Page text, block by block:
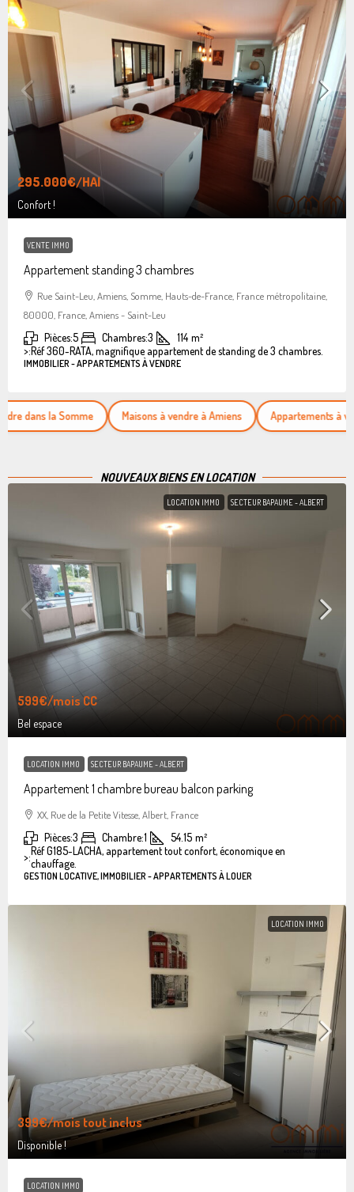
295.000€/HAI
Confort !
VENTE IMMO
Appartement standing 3 chambres
Rue Saint-Leu, Amiens, Somme, Hauts-de-France, France métropolitaine,
80000, France, Amiens - Saint-Leu
Pièces:5 Chambres:3 114 m²
>:Réf 360-RATA, magnifique appartement de standing de 3 chambres.
IMMOBILIER - APPARTEMENTS À VENDRE
la Somme Maisons à vendre à Amiens Appartements à vendre
NOUVEAUX BIENS EN LOCATION
LOCATION IMMO SECTEUR BAPAUME - ALBERT
599€/mois CC
Bel espace
LOCATION IMMO SECTEUR BAPAUME - ALBERT
Appartement 1 chambre bureau balcon parking
XX, Rue de la Petite Vitesse, Albert, France
Pièces:3 Chambre:1 54.15 m²
>:Réf G185-LACHA, appartement tout confort, économique en
chauffage.
GESTION LOCATIVE, IMMOBILIER - APPARTEMENTS À LOUER
LOCATION IMMO
399€/mois tout inclus
Disponible !
LOCATION IMMO